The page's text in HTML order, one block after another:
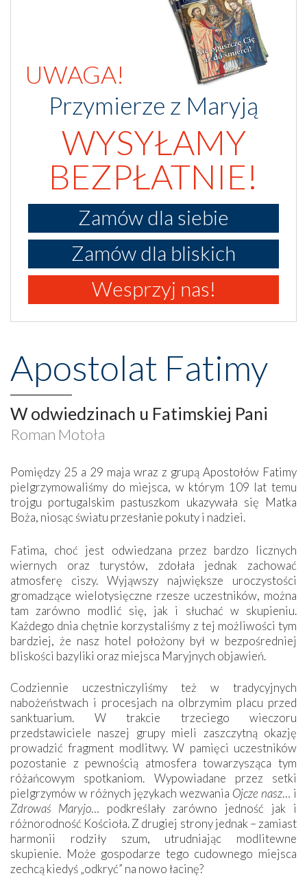
UWAGA!
Przymierze z Maryją
WYSYŁAMY
BEZPŁATNIE!
Zamów dla siebie
Zamów dla bliskich
Wesprzyj nas!
Apostolat Fatimy
W odwiedzinach u Fatimskiej Pani
Roman Motoła
Pomiędzy 25 a 29 maja wraz z grupą Apostołów Fatimy
pielgrzymowaliśmy do miejsca, w którym 109 lat temu
trojgu portugalskim pastuszkom ukazywała się Matka
Boża, niosąc światu przesłanie pokuty i nadziei.
Fatima, choć jest odwiedzana przez bardzo licznych
wiernych oraz turystów, zdołała jednak zachować
atmosferę ciszy. Wyjąwszy największe uroczystości
gromadzące wielotysięczne rzesze uczestników, można
tam zarówno modlić się, jak i słuchać w skupieniu.
Każdego dnia chętnie korzystaliśmy z tej możliwości tym
bardziej, że nasz hotel położony był w bezpośredniej
bliskości bazyliki oraz miejsca Maryjnych objawień.
Codziennie uczestniczyliśmy też w tradycyjnych
nabożeństwach i procesjach na olbrzymim placu przed
sanktuarium. W trakcie trzeciego wieczoru
przedstawiciele naszej grupy mieli zaszczytną okazję
prowadzić fragment modlitwy. W pamięci uczestników
pozostanie z pewnością atmosfera towarzysząca tym
różańcowym spotkaniom. Wypowiadane przez setki
pielgrzymów w różnych językach wezwania Ojcze nasz… i
Zdrowaś Maryjo… podkreślały zarówno jedność jak i
różnorodność Kościoła. Z drugiej strony jednak – zamiast
harmonii rodziły szum, utrudniając modlitewne
skupienie. Może gospodarze tego cudownego miejsca
zechcą kiedyś „odkryć” na nowo łacinę?